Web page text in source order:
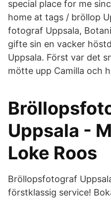
special place for me
home at tags / bröllop
fotograf Uppsala,
gifte sin en vacker
Uppsala. Först var det
mötte upp Camilla och
Uppsala -
Loke Roos
Bröllopsfotograf
förstklassig service!